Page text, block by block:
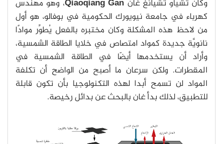
وكان تشياو تشيانغ غان
، وهو مهندس
كهرباء في جامعة نيويورك الحكومية في بوفالو، هو أول
من لاحظ هذه المشكلة وكان مختبره بالفعل يُطوِّر موادًا
نانويَّة جديدة كمواد امتصاص في خلايا الطاقة الشمسية،
وأراد أن يستخدمها أيضّا في الطاقة الشمسية في
المقطرات. ولكن سرعان ما أصبح من الواضح أن تكلفة
المواد لن تسمح أبدا لهذه التكنولوجيا بأن تكون قابلة
للتطبيق، لذلك بدأ غان بالبحث عن بدائل رخيصة.